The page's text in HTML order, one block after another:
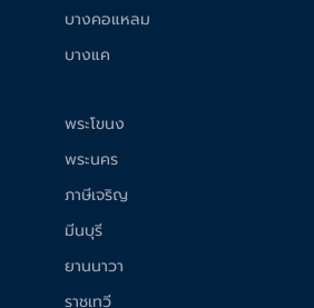
บางคอแหลม
บางแค
พระโขนง
พระนคร
ภาษีเจริญ
มีนบุรี
ยานนาวา
ราชเทวี